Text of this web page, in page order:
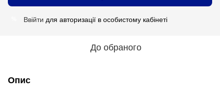
Ввійти для авторизації в особистому кабінеті
До обраного
Опис